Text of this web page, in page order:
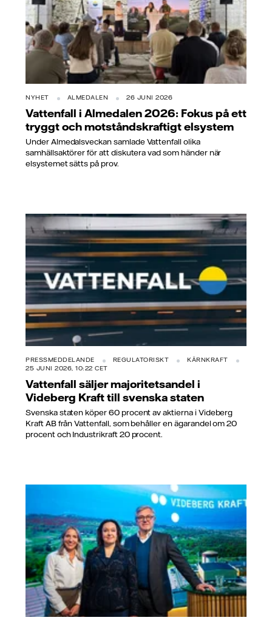
NYHET ALMEDALEN 26 JUNI 2026
Vattenfall i Almedalen 2026: Fokus på ett
tryggt och motståndskraftigt elsystem
Under Almedalsveckan samlade Vattenfall olika
samhällsaktörer för att diskutera vad som händer när
elsystemet sätts på prov.
PRESSMEDDELANDE REGULATORISKT
KÄRNKRAFT
25 JUNI 2026, 10:22 CET
Vattenfall säljer majoritetsandel i
Videberg Kraft till svenska staten
Svenska staten köper 60 procent av aktierna i Videberg
Kraft AB från Vattenfall, som behåller en ägarandel om 20
procent och Industrikraft 20 procent.